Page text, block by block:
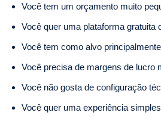
Você tem um orçamento muito
Você quer uma plataforma gratuita
Você tem como alvo
Você precisa de margens de lucro
Você não gosta de configuração
Você quer uma experiência